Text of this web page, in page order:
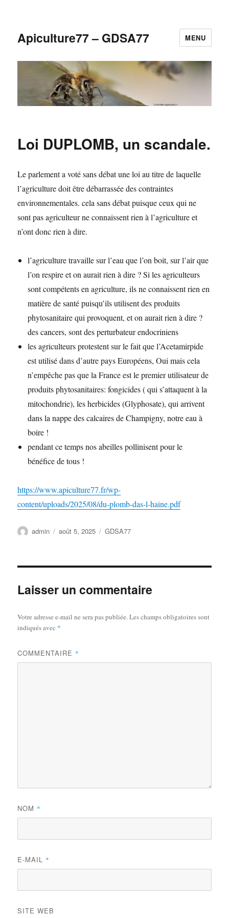
Apiculture77 – GDSA77 MENU
Loi DUPLOMB, un scandale.
Le parlement a voté sans débat une loi au titre de laquelle
l’agriculture doit être débarrassée des contraintes
environnementales. cela sans débat puisque ceux qui ne
sont pas agriculteur ne connaissent rien à l’agriculture et
n’ont donc rien à dire.
l’agriculture travaille sur l’eau que l’on boit, sur l’air que
l’on respire et on aurait rien à dire ? Si les agriculteurs
sont compétents en agriculture, ils ne connaissent rien en
matière de santé puisqu’ils utilisent des produits
phytosanitaire qui provoquent, et on aurait rien à dire ?
des cancers, sont des perturbateur endocriniens
les agriculteurs protestent sur le fait que l’Acetamirpide
est utilisé dans d’autre pays Européens, Oui mais cela
n’empêche pas que la France est le premier utilisateur de
produits phytosanitaires: fongicides ( qui s’attaquent à la
mitochondrie), les herbicides (Glyphosate), qui arrivent
dans la nappe des calcaires de Champigny, notre eau à
boire !
pendant ce temps nos abeilles pollinisent pour le
bénéfice de tous !
https://www.apiculture77.fr/wp-
content/uploads/2025/08/du-plomb-das-l-haine.pdf
Auteur
admin
Publié
août 5, 2025 Catégories
GDSA77
Laisser un commentaire
Votre adresse e-mail ne sera pas publiée.Les champs obligatoires sont
indiqués avec *
COMMENTAIRE *
NOM *
E-MAIL *
SITE WEB